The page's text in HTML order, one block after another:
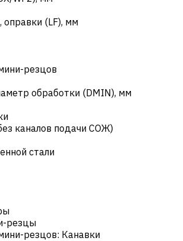
(LF), мм
резцов
обработки (DMIN), мм
каналов подачи СОЖ)
стали
резцы
резцов: Канавки